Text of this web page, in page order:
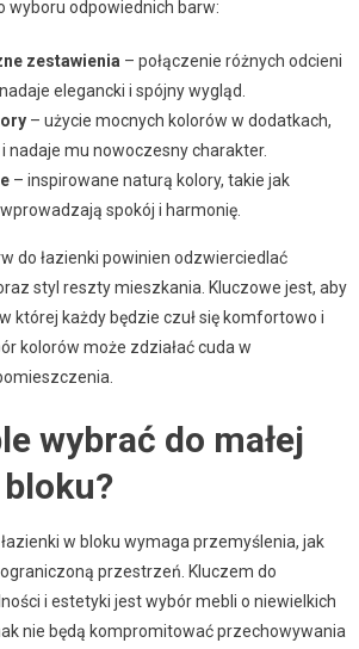
wyboru odpowiednich barw:
zestawienia – połączenie różnych odcieni
elegancki i spójny wygląd.
– użycie mocnych kolorów w dodatkach,
i nadaje mu nowoczesny charakter.
– inspirowane naturą kolory, takie jak
spokój i harmonię.
do łazienki powinien odzwierciedlać
styl reszty mieszkania. Kluczowe jest, aby
której każdy będzie czuł się komfortowo i
kolorów może zdziałać cuda w
wybrać do małej
łazienki w bloku wymaga przemyślenia, jak
przestrzeń. Kluczem do
i estetyki jest wybór mebli o niewielkich
nie będą kompromitować przechowywania